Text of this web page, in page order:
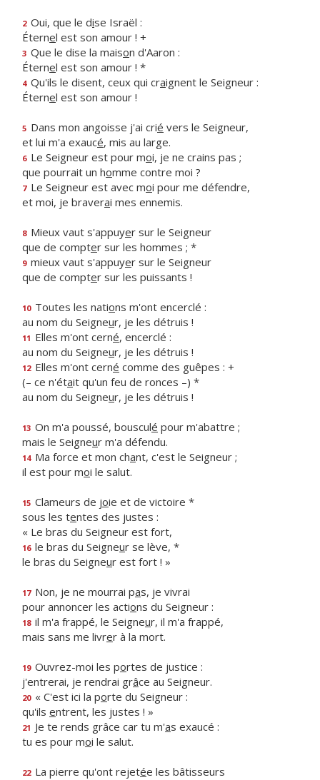
2 Oui, que le dise Israël :
Éternel est son amour ! +
3 Que le dise la maison d'Aaron :
Éternel est son amour ! *
4 Qu'ils le disent, ceux qui craignent le Seigneur :
Éternel est son amour !
5 Dans mon angoisse j'ai crié vers le Seigneur,
et lui m'a exaucé, mis au large.
6 Le Seigneur est pour moi, je ne crains pas ;
que pourrait un homme contre moi ?
7 Le Seigneur est avec moi pour me défendre,
et moi, je braverai mes ennemis.
8 Mieux vaut s'appuyer sur le Seigneur
que de compter sur les hommes ; *
9 mieux vaut s'appuyer sur le Seigneur
que de compter sur les puissants !
10 Toutes les nations m'ont encerclé :
au nom du Seigneur, je les détruis !
11 Elles m'ont cerné, encerclé :
au nom du Seigneur, je les détruis !
12 Elles m'ont cerné comme des guêpes : +
(– ce n'était qu'un feu de ronces –) *
au nom du Seigneur, je les détruis !
13 On m'a poussé, bousculé pour m'abattre ;
mais le Seigneur m'a défendu.
14 Ma force et mon chant, c'est le Seigneur ;
il est pour moi le salut.
15 Clameurs de joie et de victoire *
sous les tentes des justes :
« Le bras du Seigneur est fort,
16 le bras du Seigneur se lève, *
le bras du Seigneur est fort ! »
17 Non, je ne mourrai pas, je vivrai
pour annoncer les actions du Seigneur :
18 il m'a frappé, le Seigneur, il m'a frappé,
mais sans me livrer à la mort.
19 Ouvrez-moi les portes de justice :
j'entrerai, je rendrai grâce au Seigneur.
20 « C'est ici la porte du Seigneur :
qu'ils entrent, les justes ! »
21 Je te rends grâce car tu m'as exaucé :
tu es pour moi le salut.
22 La pierre qu'ont rejetée les bâtisseurs